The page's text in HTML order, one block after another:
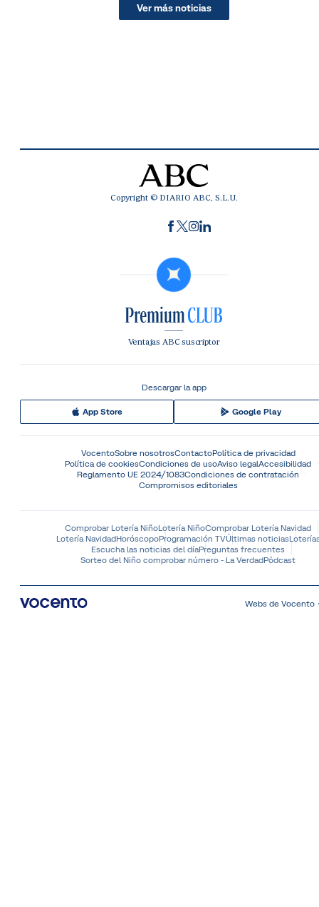
Ver más noticias
Copyright © DIARIO ABC, S.L.U.
Ventajas ABC suscriptor
Descargar la app
App Store Google Play
VocentoSobre nosotrosContactoPolítica de privacidad
Política de cookiesCondiciones de usoAviso legalAccesibilidad
Reglamento UE 2024/1083Condiciones de contratación
Compromisos editoriales
Comprobar Lotería NiñoLotería NiñoComprobar Lotería Navidad
Lotería NavidadHoróscopoProgramación TVÚltimas noticias
Escucha las noticias del díaPreguntas frecuentes
Sorteo del Niño comprobar número - La VerdadPódcast
Webs de Vocento